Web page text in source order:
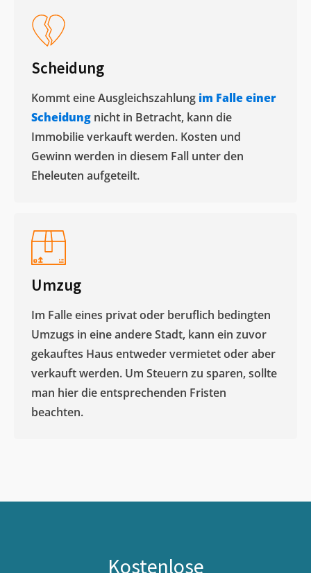
Scheidung
Kommt eine Ausgleichszahlung im Falle einer
Scheidung nicht in Betracht, kann die
Immobilie verkauft werden. Kosten und
Gewinn werden in diesem Fall unter den
Eheleuten aufgeteilt.​
Umzug
Im Falle eines privat oder beruflich bedingten
Umzugs in eine andere Stadt, kann ein zuvor
gekauftes Haus entweder vermietet oder aber
verkauft werden. Um Steuern zu sparen, sollte
man hier die entsprechenden Fristen
beachten.
Kostenlose